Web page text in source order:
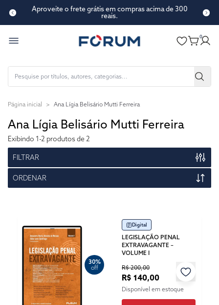
Aproveite o frete grátis em compras acima de 300
reais.
0
Página inicial > Ana Lígia Belisário Mutti Ferreira
Ana Lígia Belisário Mutti Ferreira
Exibindo 1-2 produtos de 2
FILTRAR
ORDENAR
30%
off
Digital
LEGISLAÇÃO PENAL
EXTRAVAGANTE –
VOLUME I
R$ 200,00
R$ 140,00
Disponível em estoque